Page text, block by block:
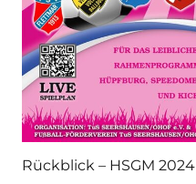
Rückblick – HSGM 2024